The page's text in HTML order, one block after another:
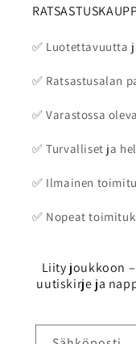
✅ Luotettavuutta
✅ Ratsastusalan
✅ Varastossa
✅ Turvalliset ja
✅ Ilmainen
✅ Nopeat
Liity joukkoon
uutiskirje ja